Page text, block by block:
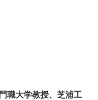
大学教授、芝浦工